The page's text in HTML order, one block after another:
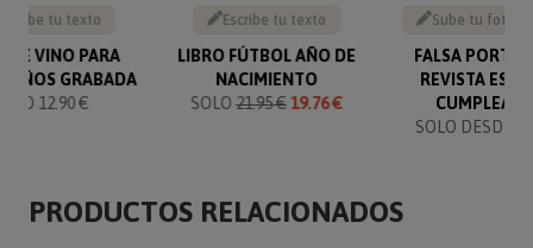
tu texto
DE VINO PARA
GRABADA
12.90 €
Escribe tu texto
LIBRO FÚTBOL AÑO DE
NACIMIENTO
SOLO 21.95 €19.76 €
Sube tu foto y
FALSA
REVISTA
SOLO DESDE
PRODUCTOS RELACIONADOS